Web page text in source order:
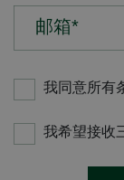
邮箱*
我同意所有
我希望接收